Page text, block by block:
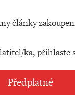
články
ka, přihlaste
Předplatné